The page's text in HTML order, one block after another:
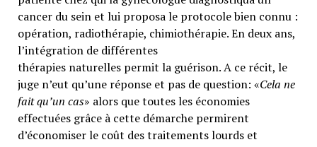
cancer du sein et lui proposa le protocole bien connu :
opération, radiothérapie, chimiothérapie. En deux ans,
l’intégration de différentes
thérapies naturelles permit la guérison. A ce récit, le
juge n’eut qu’une réponse et pas de question: «Cela ne
fait qu’un cas» alors que toutes les économies
effectuées grâce à cette démarche permirent
d’économiser le coût des traitements lourds et